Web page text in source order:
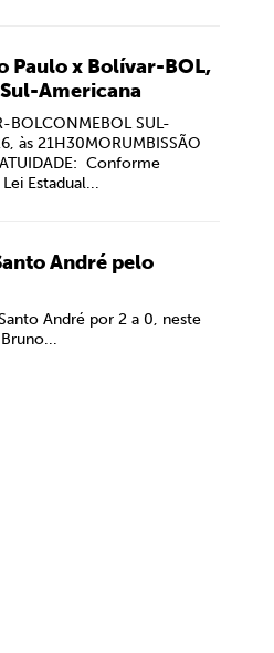
Paulo x Bolívar-BOL,
Americana
BOLCONMEBOL SUL-
às 21H30MORUMBISSÃO
Conforme
Estadual...
André pelo
André por 2 a 0, neste